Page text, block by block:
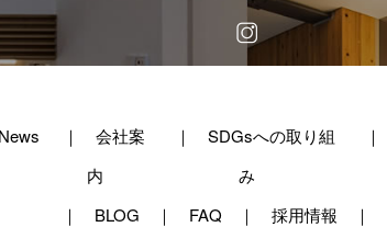
会社案
内
SDGsへの取り組
み
BLOG FAQ 採用情報